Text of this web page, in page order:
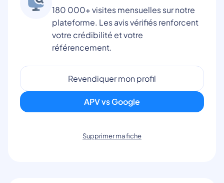
180 000+ visites mensuelles sur notre
plateforme. Les avis vérifiés renforcent
votre crédibilité et votre
référencement.
Revendiquer mon profil
APV vs Google
Supprimer ma fiche